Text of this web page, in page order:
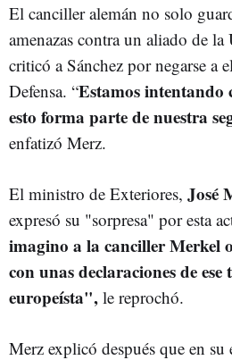
El canciller alemán no solo
amenazas contra un aliado de
criticó a Sánchez por negarse a
Defensa. “Estamos intentando
esto forma parte de nuestra
enfatizó Merz.
El ministro de Exteriores, José
expresó su "sorpresa" por esta
imagino a la canciller Merkel
con unas declaraciones de
europeísta", le reprochó.
Merz explicó después que en su